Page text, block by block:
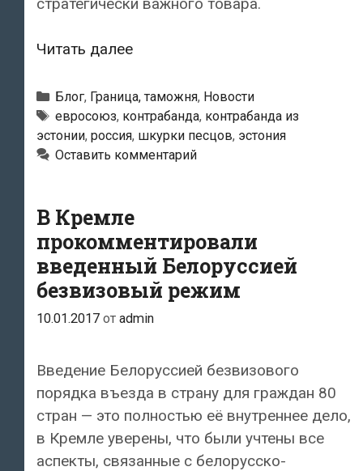
Читать далееВ
пытались
незаконно
ввезти
шкурки
Эстонии
стоимостью
172
000
евро
Рубрики
Блог, Граница, таможня, Новости
Метки
евросоюз, контрабанда, контрабанда из
эстонии, россия, шкурки песцов, эстония
Оставить комментарий
В Кремле
прокомментировали
введенный Белоруссией
безвизовый режим
10.01.2017 от admin
Введение Белоруссией безвизового
порядка въезда в страну для граждан 80
стран — это полностью её внутреннее дело,
в Кремле уверены, что были учтены все
аспекты, связанные с белорусско-